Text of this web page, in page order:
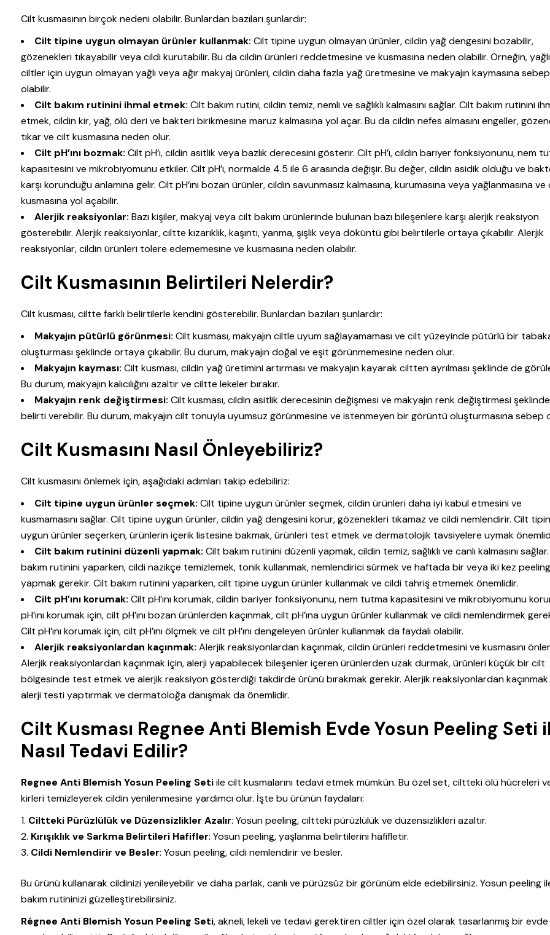
Cilt kusmasının birçok nedeni olabilir. Bunlardan bazıları şunlardır:
Cilt tipine uygun olmayan ürünler kullanmak: Cilt tipine uygun olmayan ürünler, cildin yağ dengesini bozabilir,
gözenekleri tıkayabilir veya cildi kurutabilir. Bu da cildin ürünleri reddetmesine ve kusmasına neden olabilir. Örneğin, yağlı
ciltler için uygun olmayan yağlı veya ağır makyaj ürünleri, cildin daha fazla yağ üretmesine ve makyajın kaymasına sebep
olabilir.
Cilt bakım rutinini ihmal etmek: Cilt bakım rutini, cildin temiz, nemli ve sağlıklı kalmasını sağlar. Cilt bakım rutinini
etmek, cildin kir, yağ, ölü deri ve bakteri birikmesine maruz kalmasına yol açar. Bu da cildin nefes almasını engeller,
tıkar ve cilt kusmasına neden olur.
Cilt pH’ını bozmak: Cilt pH’ı, cildin asitlik veya bazlık derecesini gösterir. Cilt pH’ı, cildin bariyer fonksiyonunu, nem
kapasitesini ve mikrobiyomunu etkiler. Cilt pH’ı, normalde 4.5 ile 6 arasında değişir. Bu değer, cildin asidik olduğu ve
karşı korunduğu anlamına gelir. Cilt pH’ını bozan ürünler, cildin savunmasız kalmasına, kurumasına veya yağlanmasına ve
kusmasına yol açabilir.
Alerjik reaksiyonlar: Bazı kişiler, makyaj veya cilt bakım ürünlerinde bulunan bazı bileşenlere karşı alerjik reaksiyon
gösterebilir. Alerjik reaksiyonlar, ciltte kızarıklık, kaşıntı, yanma, şişlik veya döküntü gibi belirtilerle ortaya çıkabilir. Alerjik
reaksiyonlar, cildin ürünleri tolere edememesine ve kusmasına neden olabilir.
Cilt Kusmasının Belirtileri Nelerdir?
Cilt kusması, ciltte farklı belirtilerle kendini gösterebilir. Bunlardan bazıları şunlardır:
Makyajın pütürlü görünmesi: Cilt kusması, makyajın ciltle uyum sağlayamaması ve cilt yüzeyinde pütürlü bir
oluşturması şeklinde ortaya çıkabilir. Bu durum, makyajın doğal ve eşit görünmemesine neden olur.
Makyajın kayması: Cilt kusması, cildin yağ üretimini artırması ve makyajın kayarak ciltten ayrılması şeklinde de
Bu durum, makyajın kalıcılığını azaltır ve ciltte lekeler bırakır.
Makyajın renk değiştirmesi: Cilt kusması, cildin asitlik derecesinin değişmesi ve makyajın renk değiştirmesi
belirti verebilir. Bu durum, makyajın cilt tonuyla uyumsuz görünmesine ve istenmeyen bir görüntü oluşturmasına sebep
Cilt Kusmasını Nasıl Önleyebiliriz?
Cilt kusmasını önlemek için, aşağıdaki adımları takip edebiliriz:
Cilt tipine uygun ürünler seçmek: Cilt tipine uygun ürünler seçmek, cildin ürünleri daha iyi kabul etmesini ve
kusmamasını sağlar. Cilt tipine uygun ürünler, cildin yağ dengesini korur, gözenekleri tıkamaz ve cildi nemlendirir. Cilt
uygun ürünler seçerken, ürünlerin içerik listesine bakmak, ürünleri test etmek ve dermatolojik tavsiyelere uymak
Cilt bakım rutinini düzenli yapmak: Cilt bakım rutinini düzenli yapmak, cildin temiz, sağlıklı ve canlı kalmasını
bakım rutinini yaparken, cildi nazikçe temizlemek, tonik kullanmak, nemlendirici sürmek ve haftada bir veya iki kez peeling
yapmak gerekir. Cilt bakım rutinini yaparken, cilt tipine uygun ürünler kullanmak ve cildi tahriş etmemek önemlidir.
Cilt pH’ını korumak: Cilt pH’ını korumak, cildin bariyer fonksiyonunu, nem tutma kapasitesini ve mikrobiyomunu
pH’ını korumak için, cilt pH’ını bozan ürünlerden kaçınmak, cilt pH’ına uygun ürünler kullanmak ve cildi nemlendirmek
Cilt pH’ını korumak için, cilt pH’ını ölçmek ve cilt pH’ını dengeleyen ürünler kullanmak da faydalı olabilir.
Alerjik reaksiyonlardan kaçınmak: Alerjik reaksiyonlardan kaçınmak, cildin ürünleri reddetmesini ve kusmasını
Alerjik reaksiyonlardan kaçınmak için, alerji yapabilecek bileşenler içeren ürünlerden uzak durmak, ürünleri küçük bir cilt
bölgesinde test etmek ve alerjik reaksiyon gösterdiği takdirde ürünü bırakmak gerekir. Alerjik reaksiyonlardan kaçınmak
alerji testi yaptırmak ve dermatoloğa danışmak da önemlidir.
Cilt Kusması Regnee Anti Blemish Evde Yosun Peeling Seti
Nasıl Tedavi Edilir?
Regnee Anti Blemish Yosun Peeling Setiile cilt kusmalarını tedavi etmek mümkün. Bu özel set, ciltteki ölü hücreleri
kirleri temizleyerek cildin yenilenmesine yardımcı olur. İşte bu ürünün faydaları:
Ciltteki Pürüzlülük ve Düzensizlikler Azalır: Yosun peeling, ciltteki pürüzlülük ve düzensizlikleri azaltır.
Kırışıklık ve Sarkma Belirtileri Hafifler: Yosun peeling, yaşlanma belirtilerini hafifletir.
Cildi Nemlendirir ve Besler: Yosun peeling, cildi nemlendirir ve besler.
Bu ürünü kullanarak cildinizi yenileyebilir ve daha parlak, canlı ve pürüzsüz bir görünüm elde edebilirsiniz. Yosun peeling
bakım rutininizi güzelleştirebilirsiniz.
Régnee Anti Blemish Yosun Peeling Seti, akneli, lekeli ve tedavi gerektiren ciltler için özel olarak tasarlanmış bir evde